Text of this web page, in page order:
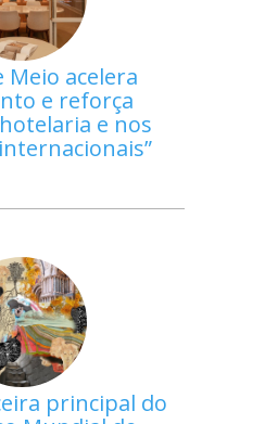
Meio acelera
e reforça
e nos
principal do